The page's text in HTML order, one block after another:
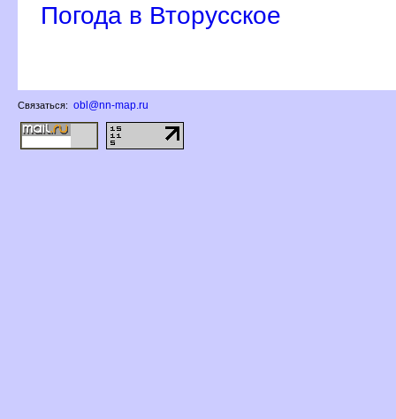
Погода в Вторусское
Связаться: obl@nn-map.ru